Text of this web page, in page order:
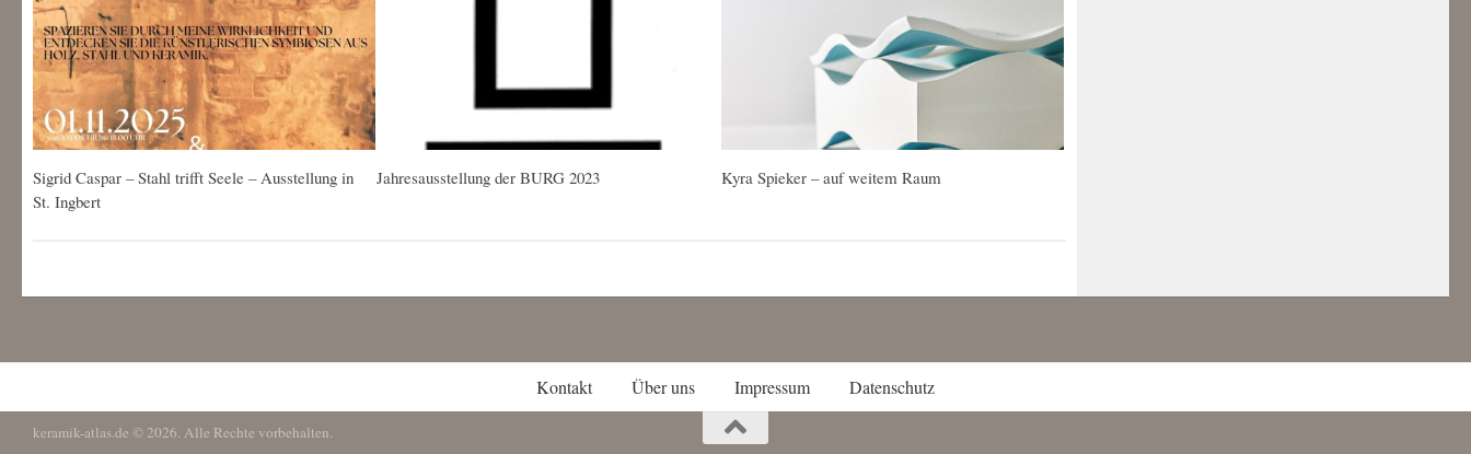
Sigrid Caspar – Stahl trifft Seele – Ausstellung in
St. Ingbert
Jahresausstellung der BURG 2023 Kyra Spieker – auf weitem Raum
Kontakt Über uns Impressum Datenschutz
keramik-atlas.de © 2026. Alle Rechte vorbehalten.